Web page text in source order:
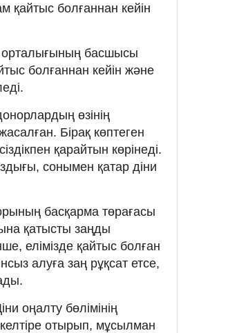
қайтыс болғаннан кейін
орталығының басшысы
болғаннан кейін және
өзінің
Бірақ көптеген
қарайтын көрінеді.
сонымен қатар діни
басқарма төрағасы
қатысты заңды
елімізде қайтыс болған
алуға заң рұқсат етсе,
оңалту бөлімінің
отырып, мұсылман